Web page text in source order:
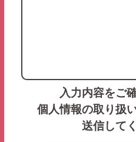
入力内容をご
個人情報の取り扱
送信して